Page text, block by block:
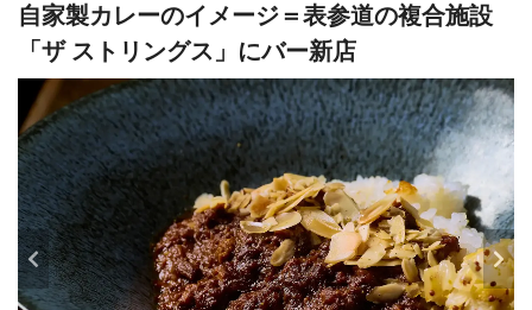
自家製カレーのイメージ＝表参道の複合施設
「ザ ストリングス」にバー新店